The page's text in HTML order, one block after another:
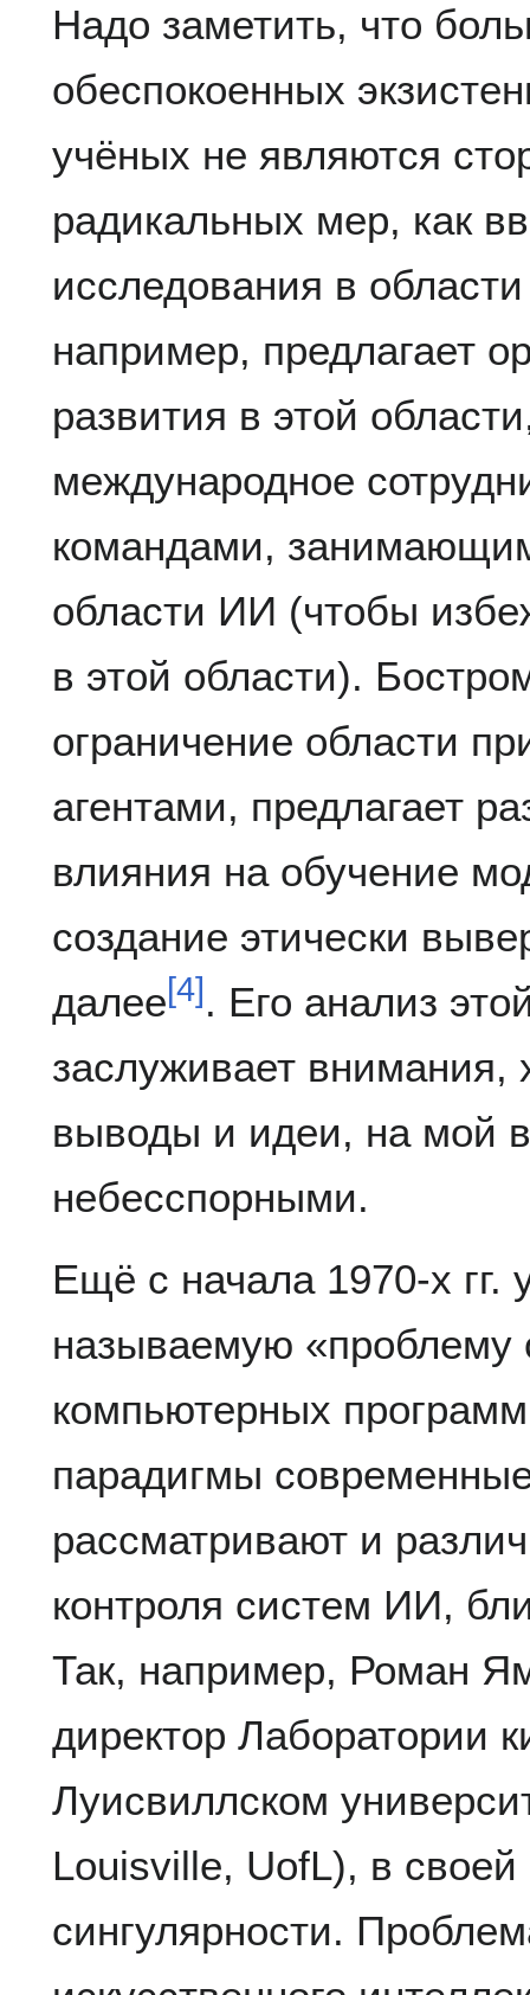
Надо заметить, что
обеспокоенных
учёных не являются
радикальных мер, как
исследования в
например, предлагает
развития в этой
международное
командами,
области ИИ (чтобы
в этой области).
ограничение области
агентами, предлагает
влияния на обучение
создание этически
далее[4] . Его анализ
заслуживает внимания,
выводы и идеи, на мой
небесспорными.
Ещё с начала 1970-х гг.
называемую «проблему
компьютерных
парадигмы
рассматривают и
контроля систем ИИ,
Так, например, Роман
директор Лаборатории
Луисвиллском
Louisville, UofL), в
сингулярности.